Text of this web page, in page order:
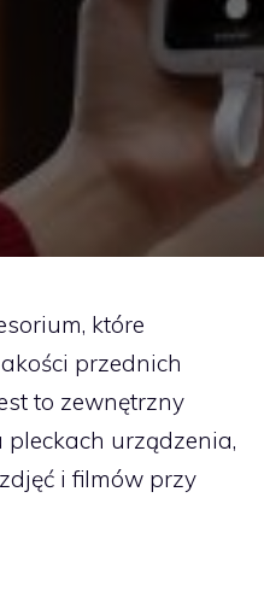
które
przednich
to zewnętrzny
urządzenia,
i filmów przy